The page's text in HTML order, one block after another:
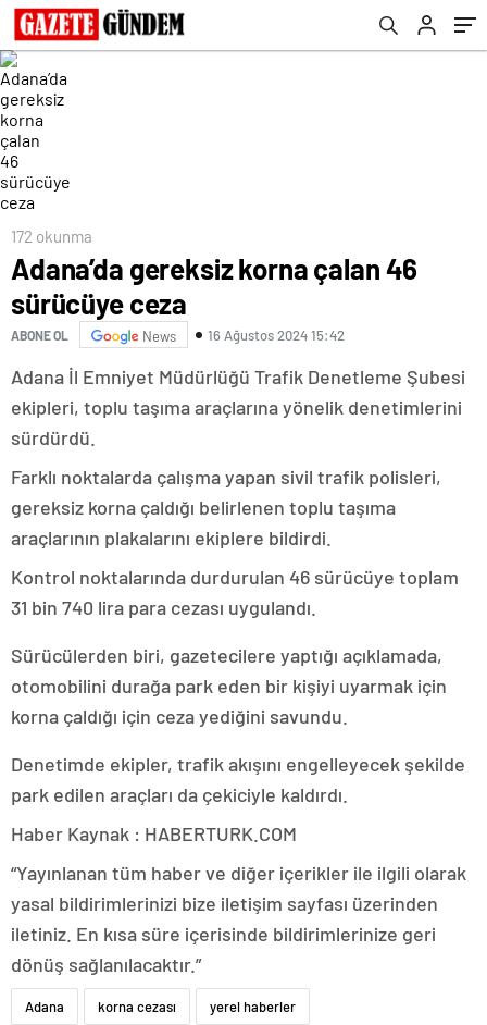
172 okunma
Adana’da gereksiz korna çalan 46
sürücüye ceza
ABONE OL News 16 Ağustos 2024 15:42
Adana İl Emniyet Müdürlüğü Trafik Denetleme Şubesi
ekipleri, toplu taşıma araçlarına yönelik denetimlerini
sürdürdü.
Farklı noktalarda çalışma yapan sivil trafik polisleri,
gereksiz korna çaldığı belirlenen toplu taşıma
araçlarının plakalarını ekiplere bildirdi.
Kontrol noktalarında durdurulan 46 sürücüye toplam
31 bin 740 lira para cezası uygulandı.
Sürücülerden biri, gazetecilere yaptığı açıklamada,
otomobilini durağa park eden bir kişiyi uyarmak için
korna çaldığı için ceza yediğini savundu.
Denetimde ekipler, trafik akışını engelleyecek şekilde
park edilen araçları da çekiciyle kaldırdı.
Haber Kaynak : HABERTURK.COM
“Yayınlanan tüm haber ve diğer içerikler ile ilgili olarak
yasal bildirimlerinizi bize iletişim sayfası üzerinden
iletiniz. En kısa süre içerisinde bildirimlerinize geri
dönüş sağlanılacaktır.”
Adana korna cezası yerel haberler